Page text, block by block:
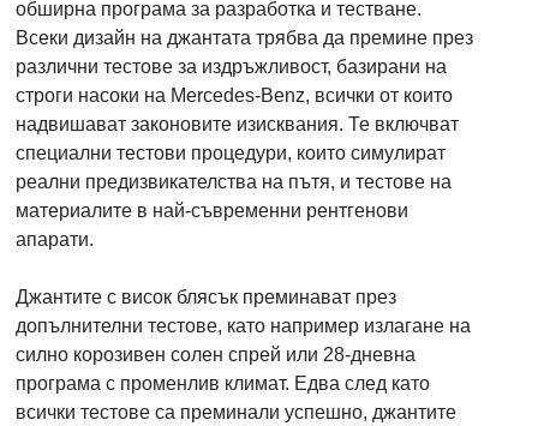
обширна програма за разработка и тестване.
Всеки дизайн на джантата трябва да премине през
различни тестове за издръжливост, базирани на
строги насоки на Mercedes-Benz, всички от които
надвишават законовите изисквания. Те включват
специални тестови процедури, които симулират
реални предизвикателства на пътя, и тестове на
материалите в най-съвременни рентгенови
апарати.
Джантите с висок блясък преминават през
допълнителни тестове, като например излагане на
силно корозивен солен спрей или 28-дневна
програма с променлив климат. Едва след като
всички тестове са преминали успешно, джантите